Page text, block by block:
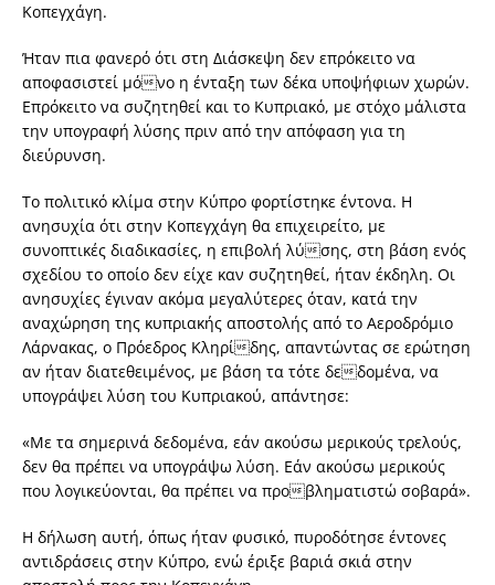
Κοπεγχάγη.
Ήταν πια φανερό ότι στη Διάσκεψη δεν επρόκειτο να
αποφασιστεί μόνο η ένταξη των δέκα υποψήφιων χωρών.
Επρόκειτο να συζητηθεί και το Κυπριακό, με στόχο μάλιστα
την υπογραφή λύσης πριν από την απόφαση για τη
διεύρυνση.
Το πολιτικό κλίμα στην Κύπρο φορτίστηκε έντονα. Η
ανησυχία ότι στην Κοπεγχάγη θα επιχειρείτο, με
συνοπτικές διαδικασίες, η επιβολή λύσης, στη βάση ενός
σχεδίου το οποίο δεν είχε καν συζητηθεί, ήταν έκδηλη. Οι
ανησυχίες έγιναν ακόμα μεγαλύτερες όταν, κατά την
αναχώρηση της κυπριακής αποστολής από το Αεροδρόμιο
Λάρνακας, ο Πρόεδρος Κληρίδης, απαντώντας σε ερώτηση
αν ήταν διατεθειμένος, με βάση τα τότε δεδομένα, να
υπογράψει λύση του Κυπριακού, απάντησε:
«Με τα σημερινά δεδομένα, εάν ακούσω μερικούς τρελούς,
δεν θα πρέπει να υπογράψω λύση. Εάν ακούσω μερικούς
που λογικεύονται, θα πρέπει να προβληματιστώ σοβαρά».
Η δήλωση αυτή, όπως ήταν φυσικό, πυροδότησε έντονες
αντιδράσεις στην Κύπρο, ενώ έριξε βαριά σκιά στην